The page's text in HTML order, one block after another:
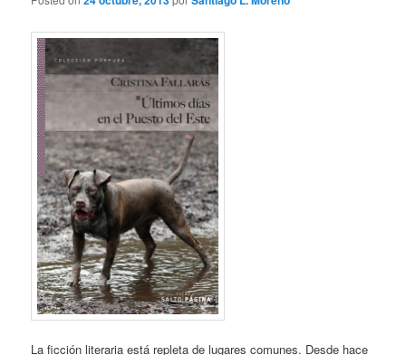
La ficción literaria está repleta de lugares comunes. Desde hace